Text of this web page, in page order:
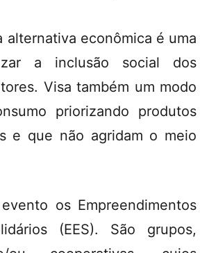
alternativa econômica é uma
a inclusão social dos
Visa também um modo
priorizando produtos
e que não agridam o meio
os Empreendimentos
(EES). São grupos,